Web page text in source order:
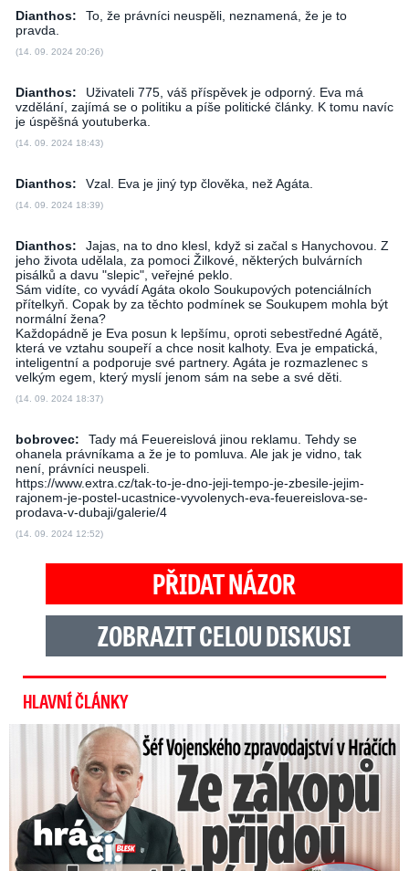
Dianthos:
To, že právníci neuspěli, neznamená, že je to
pravda.
(14. 09. 2024 20:26)
Dianthos:
Uživateli 775, váš příspěvek je odporný. Eva má
vzdělání, zajímá se o politiku a píše politické články. K tomu navíc
je úspěšná youtuberka.
(14. 09. 2024 18:43)
Dianthos: Vzal. Eva je jiný typ člověka, než Agáta.
(14. 09. 2024 18:39)
Dianthos:
Jajas, na to dno klesl, když si začal s Hanychovou. Z
jeho života udělala, za pomoci Žilkové, některých bulvárních
pisálků a davu "slepic", veřejné peklo.
Sám vidíte, co vyvádí Agáta okolo Soukupových potenciálních
přítelkyň. Copak by za těchto podmínek se Soukupem mohla být
normální žena?
Každopádně je Eva posun k lepšímu, oproti sebestředné Agátě,
která ve vztahu soupeří a chce nosit kalhoty. Eva je empatická,
inteligentní a podporuje své partnery. Agáta je rozmazlenec s
velkým egem, který myslí jenom sám na sebe a své děti.
(14. 09. 2024 18:37)
bobrovec:
Tady má Feuereislová jinou reklamu. Tehdy se
ohanela právníkama a že je to pomluva. Ale jak je vidno, tak
není, právníci neuspeli.
http­s://ww­w.ex­tra.cz­/tak-to-je-dno-jeji-tempo-je-zbesile-jejim-
rajonem-je-postel-ucastnice-vyvolenych-eva-feuereislova-se-
prodava-v-dubaji/galerie/4
(14. 09. 2024 12:52)
PŘIDAT NÁZOR
ZOBRAZIT CELOU DISKUSI
HLAVNÍ ČLÁNKY
Šéf Vojenského zpravodajství: Přijdou desetitisíce Ukrajinců